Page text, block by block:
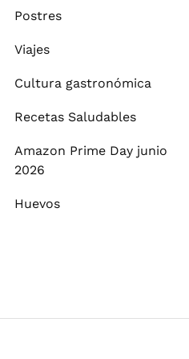
Postres
Viajes
Cultura gastronómica
Recetas Saludables
Amazon Prime Day junio
2026
Huevos